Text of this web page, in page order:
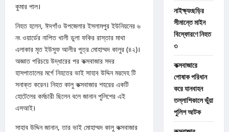
কুমার পাল।
নিহত হলেন, ঈদগাঁও উপজেলার ইসলামপুর ইউনিয়নের ৬
নং ওয়ার্ডের নাপিত খালী ডুলা ফকির রাস্তার মাথা
এলাকার মৃত ইউসুফ আলীর পুত্র মোহাম্মদ কালুর (৪২)।
অজ্ঞাত পরিচয়ে উদ্ধারের পর কক্সবাজার সদর
হাসপাতালের মর্গে নিহতের ভাই সাহাব উদ্দিন মরদেহ টি
সনাক্ত করেন। নিহত কালু কক্সবাজার শহরের একটি
হোটেলের কর্মচারী ছিলেন বলে জানান পুলিশের এই
এসআই।
সাহাব উদ্দিন জানান, তার ভাই মোহাম্মদ কালু কক্সবাজার
নাইক্ষ্যংছড়ির
সীমান্তে মাইন
বিস্ফোরণে নিহত
৩
কক্সবাজারে
পোষাক পরিধান
করে যানবাহন
তল্লাশিকালে ভুঁয়া
পুলিশ আটক